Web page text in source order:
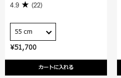
¥51,700
カートに入れる
4.9 (22)
55 cm